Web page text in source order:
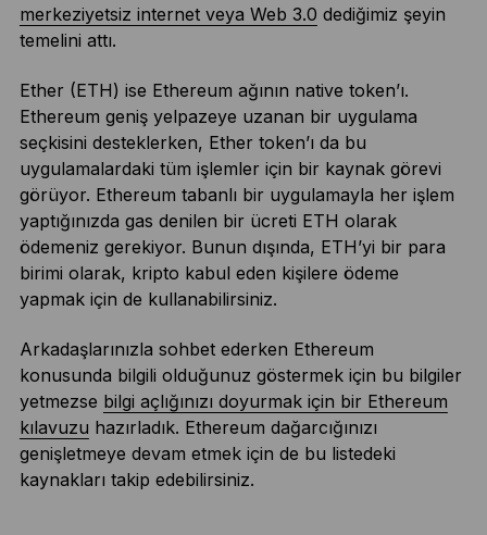
merkeziyetsiz internet veya Web 3.0 dediğimiz şeyin
temelini attı.
Ether (ETH) ise Ethereum ağının native token’ı.
Ethereum geniş yelpazeye uzanan bir uygulama
seçkisini desteklerken, Ether token’ı da bu
uygulamalardaki tüm işlemler için bir kaynak görevi
görüyor. Ethereum tabanlı bir uygulamayla her işlem
yaptığınızda gas denilen bir ücreti ETH olarak
ödemeniz gerekiyor. Bunun dışında, ETH’yi bir para
birimi olarak, kripto kabul eden kişilere ödeme
yapmak için de kullanabilirsiniz.
Arkadaşlarınızla sohbet ederken Ethereum
konusunda bilgili olduğunuz göstermek için bu bilgiler
yetmezse bilgi açlığınızı doyurmak için bir Ethereum
kılavuzu hazırladık. Ethereum dağarcığınızı
genişletmeye devam etmek için de bu listedeki
kaynakları takip edebilirsiniz.